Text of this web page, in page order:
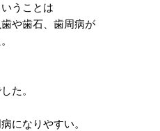
うことは
や歯石、歯周病が
た。
になりやすい。